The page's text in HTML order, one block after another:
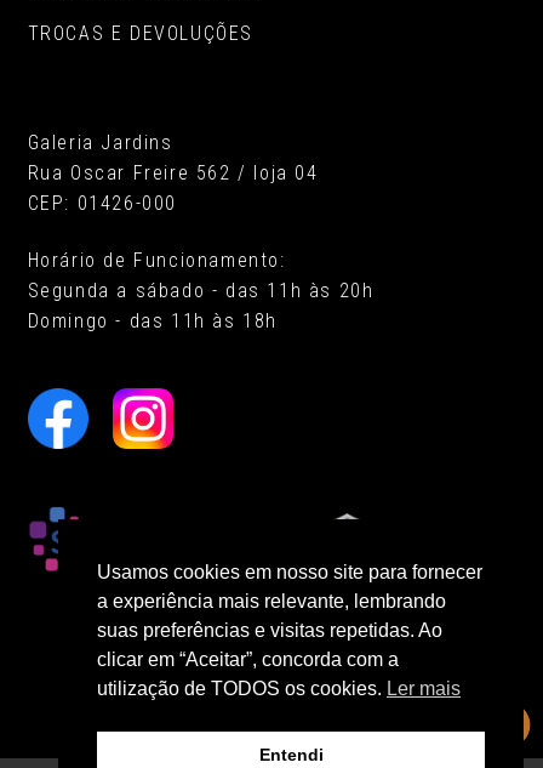
TROCAS E DEVOLUÇÕES
Galeria Jardins
Rua Oscar Freire 562 / loja 04
CEP: 01426-000
Horário de Funcionamento:
Segunda a sábado - das 11h às 20h
Domingo - das 11h às 18h
Usamos cookies em nosso site para fornecer
a experiência mais relevante, lembrando
suas preferências e visitas repetidas. Ao
clicar em “Aceitar”, concorda com a
utilização de TODOS os cookies. Ler mais
Entendi